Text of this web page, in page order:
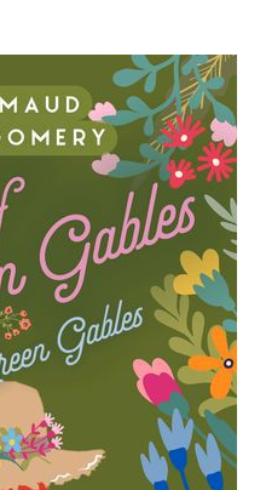
/ Anne of
Lektüre / Parallel
Jan Strümpel
17.12.2025